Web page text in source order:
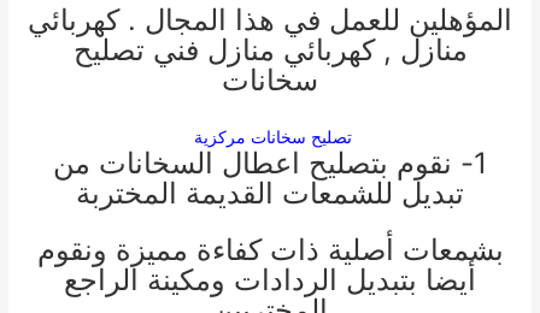
المؤهلين للعمل في هذا المجال .كهربائي
منازل ,كهربائي منازل فني تصليح
سخانات
تصليح سخانات مركزية
1- نقوم بتصليح اعطال السخانات من
تبديل للشمعات القديمة المختربة
بشمعات أصلية ذات كفاءة مميزة ونقوم
أيضا بتبديل الردادات ومكينة الراجع